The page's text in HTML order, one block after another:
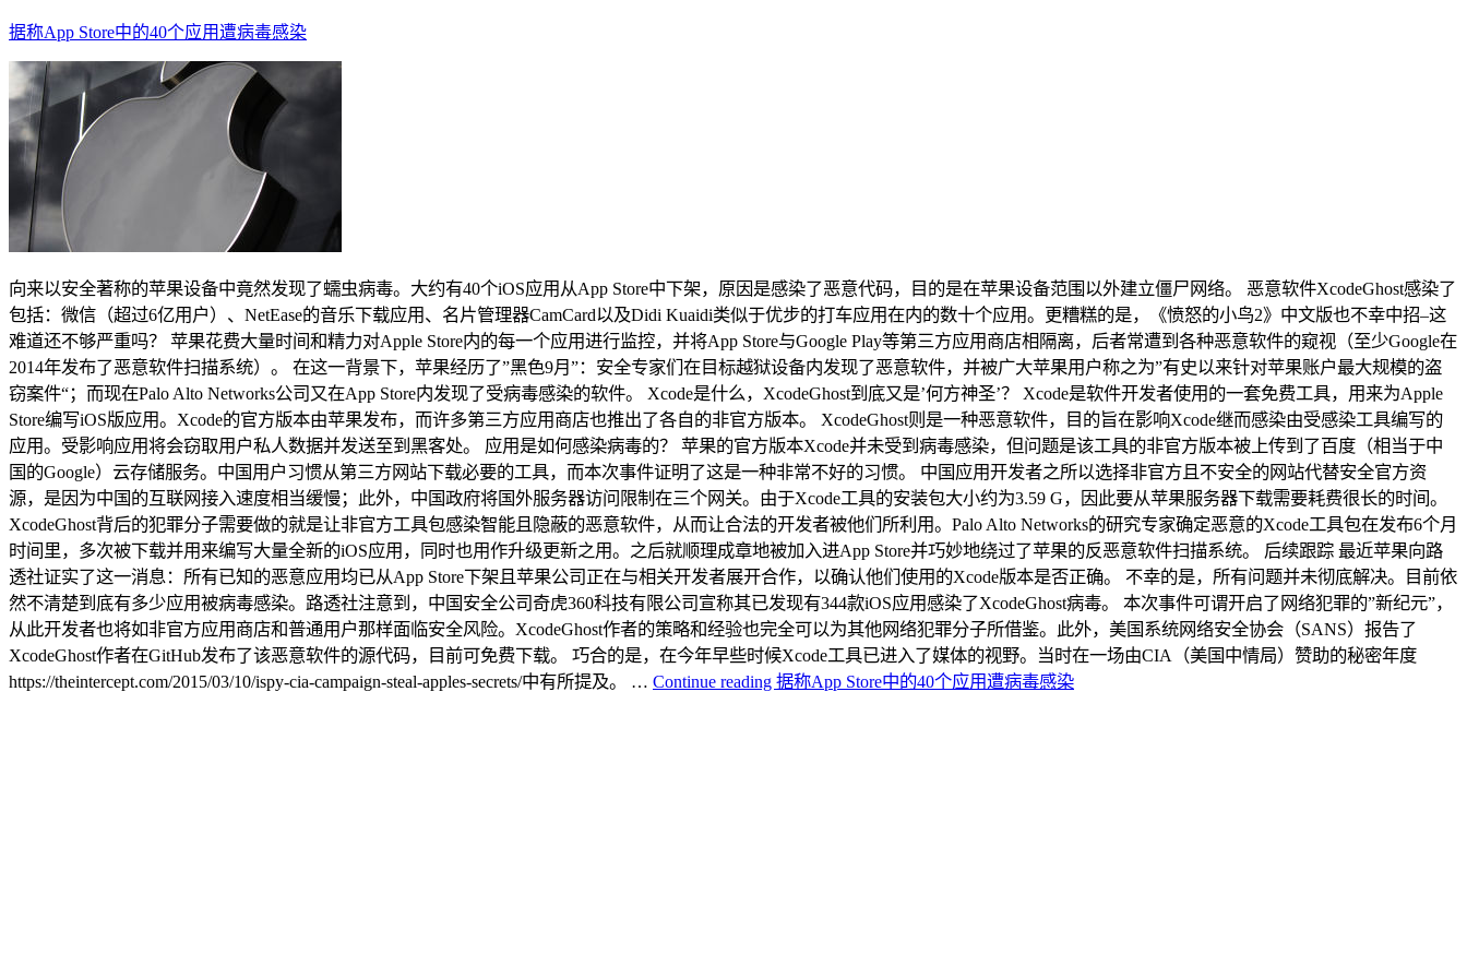
据称App Store中的40个应用遭病毒感染
向来以安全著称的苹果设备中竟然发现了蠕虫病毒。大约有40个iOS应用从App Store中下架，原因是感染了恶意代码，目的是在苹果设备范围以外建立僵尸网络。 恶意软件XcodeGhost感染了
包括：微信（超过6亿用户）、NetEase的音乐下载应用、名片管理器CamCard以及Didi Kuaidi类似于优步的打车应用在内的数十个应用。更糟糕的是，《愤怒的小鸟2》中文版也不幸中招–这
难道还不够严重吗？ 苹果花费大量时间和精力对Apple Store内的每一个应用进行监控，并将App Store与Google Play等第三方应用商店相隔离，后者常遭到各种恶意软件的窥视（至少Google在
2014年发布了恶意软件扫描系统）。 在这一背景下，苹果经历了”黑色9月”：安全专家们在目标越狱设备内发现了恶意软件，并被广大苹果用户称之为”有史以来针对苹果账户最大规模的盗
窃案件“；而现在Palo Alto Networks公司又在App Store内发现了受病毒感染的软件。 Xcode是什么，XcodeGhost到底又是’何方神圣’？ Xcode是软件开发者使用的一套免费工具，用来为Apple
Store编写iOS版应用。Xcode的官方版本由苹果发布，而许多第三方应用商店也推出了各自的非官方版本。 XcodeGhost则是一种恶意软件，目的旨在影响Xcode继而感染由受感染工具编写的
应用。受影响应用将会窃取用户私人数据并发送至到黑客处。 应用是如何感染病毒的？ 苹果的官方版本Xcode并未受到病毒感染，但问题是该工具的非官方版本被上传到了百度（相当于中
国的Google）云存储服务。中国用户习惯从第三方网站下载必要的工具，而本次事件证明了这是一种非常不好的习惯。 中国应用开发者之所以选择非官方且不安全的网站代替安全官方资
源，是因为中国的互联网接入速度相当缓慢；此外，中国政府将国外服务器访问限制在三个网关。由于Xcode工具的安装包大小约为3.59 G，因此要从苹果服务器下载需要耗费很长的时间。
XcodeGhost背后的犯罪分子需要做的就是让非官方工具包感染智能且隐蔽的恶意软件，从而让合法的开发者被他们所利用。Palo Alto Networks的研究专家确定恶意的Xcode工具包在发布6个月
时间里，多次被下载并用来编写大量全新的iOS应用，同时也用作升级更新之用。之后就顺理成章地被加入进App Store并巧妙地绕过了苹果的反恶意软件扫描系统。 后续跟踪 最近苹果向路
透社证实了这一消息：所有已知的恶意应用均已从App Store下架且苹果公司正在与相关开发者展开合作，以确认他们使用的Xcode版本是否正确。 不幸的是，所有问题并未彻底解决。目前依
然不清楚到底有多少应用被病毒感染。路透社注意到，中国安全公司奇虎360科技有限公司宣称其已发现有344款iOS应用感染了XcodeGhost病毒。 本次事件可谓开启了网络犯罪的”新纪元”，
从此开发者也将如非官方应用商店和普通用户那样面临安全风险。XcodeGhost作者的策略和经验也完全可以为其他网络犯罪分子所借鉴。此外，美国系统网络安全协会（SANS）报告了
XcodeGhost作者在GitHub发布了该恶意软件的源代码，目前可免费下载。 巧合的是，在今年早些时候Xcode工具已进入了媒体的视野。当时在一场由CIA（美国中情局）赞助的秘密年度
https://theintercept.com/2015/03/10/ispy-cia-campaign-steal-apples-secrets/中有所提及。 … Continue reading 据称App Store中的40个应用遭病毒感染